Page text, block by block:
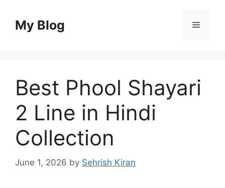
contentMy Blog Menu
Best Phool Shayari
2 Line in Hindi
Collection
June 1, 2026 by Sehrish Kiran